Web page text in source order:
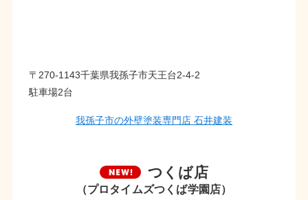
〒270-1143千葉県我孫子市天王台2-4-2
駐車場2台
我孫子市の外壁塗装専門店 石井建装
つくば店
（プロタイムズつくば学園店）